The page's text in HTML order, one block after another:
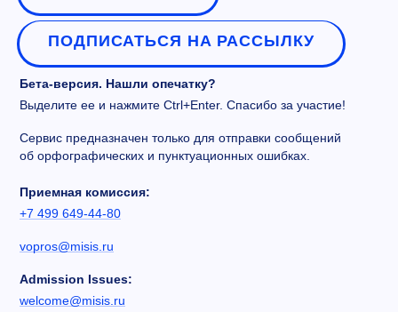
ПОДПИСАТЬСЯ НА РАССЫЛКУ
Бета-версия. Нашли опечатку?
Выделите ее и нажмите Ctrl+Enter. Спасибо за участие!
Сервис предназначен только для отправки сообщений
об орфографических и пунктуационных ошибках.
Приемная комиссия:
+7 499 649-44-80
vopros@misis.ru
Admission Issues:
welcome@misis.ru